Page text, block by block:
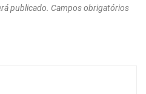
publicado. Campos obrigatórios